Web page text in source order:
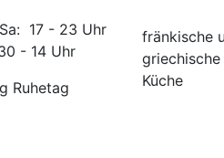
17 - 23 Uhr
- 14 Uhr
Ruhetag
fränkische
griechische
Küche